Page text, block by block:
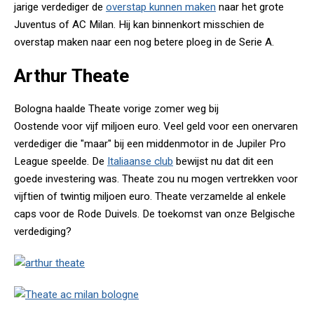
jarige verdediger de overstap kunnen maken naar het grote
Juventus of AC Milan. Hij kan binnenkort misschien de
overstap maken naar een nog betere ploeg in de Serie A.
Arthur Theate
Bologna haalde Theate vorige zomer weg bij
Oostende voor vijf miljoen euro. Veel geld voor een onervaren
verdediger die "maar" bij een middenmotor in de Jupiler Pro
League speelde. De Italiaanse club bewijst nu dat dit een
goede investering was. Theate zou nu mogen vertrekken voor
vijftien of twintig miljoen euro. Theate verzamelde al enkele
caps voor de Rode Duivels. De toekomst van onze Belgische
verdediging?